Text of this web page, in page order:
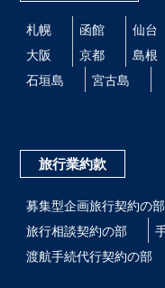
札幌 函館 仙台
大阪
京都 島根
石垣島
宮古島
旅行業約款
募集型企画旅行契約の部
旅行相談契約の部
渡航手続代行契約の部